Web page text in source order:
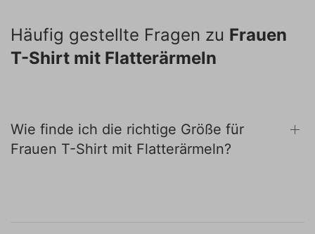
Häufig gestellte Fragen zu Frauen
T-Shirt mit Flatterärmeln
Wie finde ich die richtige Größe für
Frauen T-Shirt mit Flatterärmeln?